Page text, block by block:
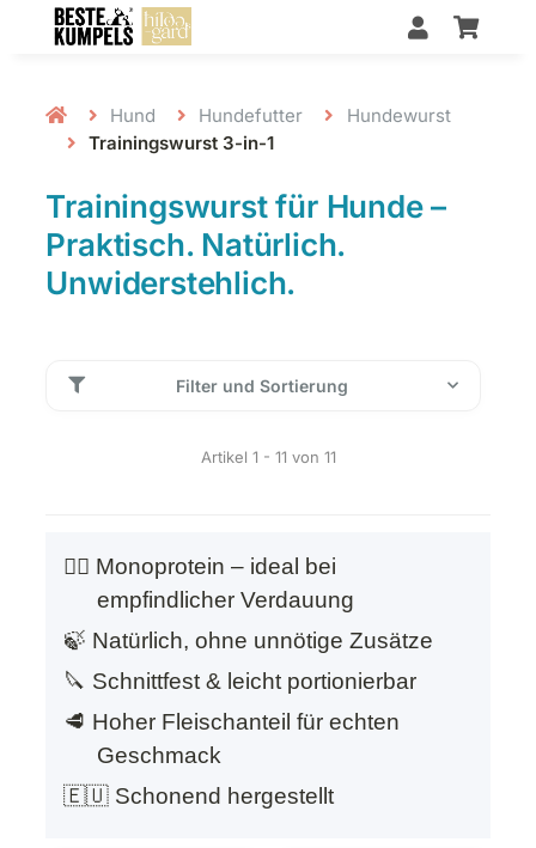
Hund Hundefutter
Hundewurst
Trainingswurst 3-in-1
Trainingswurst für Hunde –
Praktisch. Natürlich.
Unwiderstehlich.
Filter und Sortierung
Artikel 1 - 11 von 11
🐕‍🦺 Monoprotein – ideal bei
empfindlicher Verdauung
🍃 Natürlich, ohne unnötige Zusätze
🔪 Schnittfest & leicht portionierbar
🥩 Hoher Fleischanteil für echten
Geschmack
🇪🇺 Schonend hergestellt